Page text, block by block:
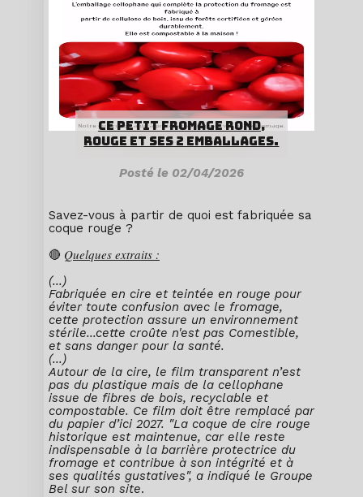
Bouchons Liege Recyclable
Créations des artisan(e)s
Liège broyé
Retour
Flyers A disposition
Des Pépites Utiles ou Pas
Mes actions, engagements, réactions, ...
Moi, Toi et La Nature
Des Créations Clients
CE PETIT FROMAGE ROND,
ROUGE ET SES 2 EMBALLAGES.
Posté le 02/04/2026
Savez-vous à partir de quoi est fabriquée sa
coque rouge ?
🔴 Quelques extraits :
(...)
Fabriquée en cire et teintée en rouge pour
éviter toute confusion avec le fromage,
cette protection assure un environnement
stérile...cette croûte n'est pas Comestible,
et sans danger pour la santé.
(...)
Autour de la cire, le film transparent n’est
pas du plastique mais de la cellophane
issue de fibres de bois, recyclable et
compostable. Ce film doit être remplacé par
du papier d’ici 2027. "La coque de cire rouge
historique est maintenue, car elle reste
indispensable à la barrière protectrice du
fromage et contribue à son intégrité et à
ses qualités gustatives", a indiqué le Groupe
Bel sur son site.